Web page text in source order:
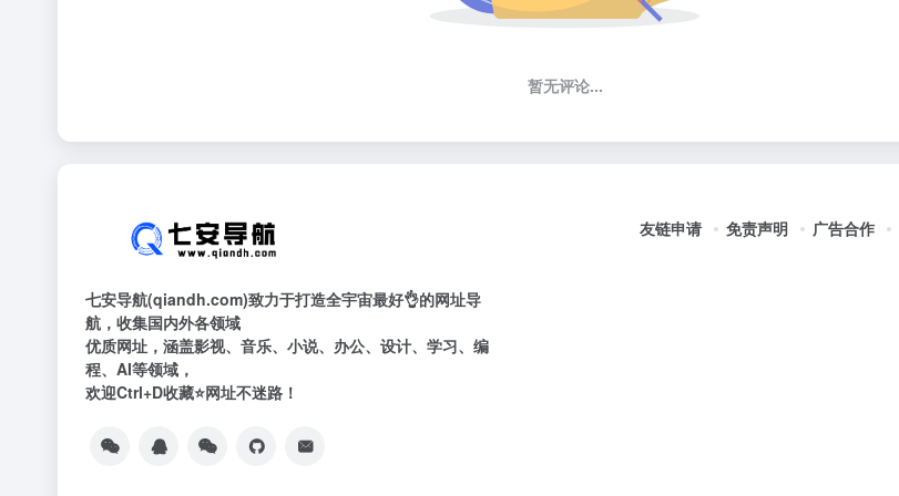
暂无评论...
七安导航(qiandh.com)致力于打造全宇宙最好👌的网址导
航，收集国内外各领域
优质网址，涵盖影视、音乐、小说、办公、设计、学习、编
程、AI等领域，
欢迎Ctrl+D收藏⭐网址不迷路！
友链申请 免责声明 广告合作